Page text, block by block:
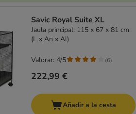
Savic Royal Suite XL
Jaula principal: 115 x 67 x 81 cm
(L x An x Al)
222,99 €
Valorar: 4/5 (6)
Añadir a la cesta